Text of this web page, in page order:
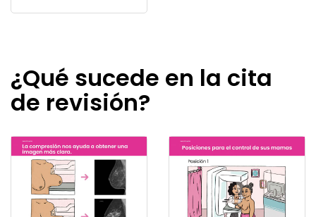
¿Qué sucede en la cita
de revisión?